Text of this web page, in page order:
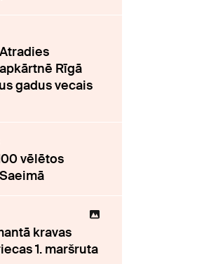
Rīgā
gadus vecais
vēlētos
kravas
1. maršruta